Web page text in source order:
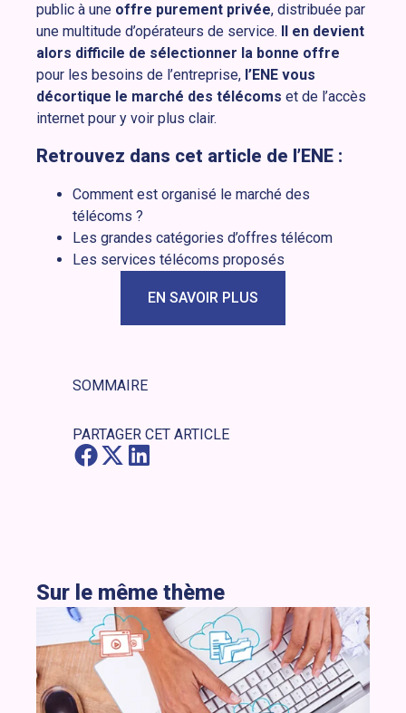
public à une offre purement privée, distribuée par
une multitude d’opérateurs de service. Il en devient
alors difficile de sélectionner la bonne offre
pour les besoins de l’entreprise, l’ENE vous
décortique le marché des télécoms et de l’accès
internet pour y voir plus clair.
Retrouvez dans cet article de l’ENE :
Comment est organisé le marché des
télécoms ?
Les grandes catégories d’offres télécom
Les services télécoms proposés
EN SAVOIR PLUS
SOMMAIRE
PARTAGER CET ARTICLE
Sur le même thème